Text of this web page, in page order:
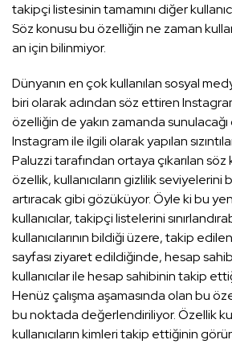
takipçi listesinin tamamını diğer
Söz konusu bu özelliğin ne zaman
an için bilinmiyor.
Dünyanın en çok kullanılan sosyal
biri olarak adından söz ettiren
özelliğin de yakın zamanda sunulacağı
Instagram ile ilgili olarak yapılan
Paluzzi tarafından ortaya çıkarılan
özellik, kullanıcıların gizlilik seviyelerini
artıracak gibi gözüküyor. Öyle ki bu
kullanıcılar, takipçi listelerini
kullanıcılarının bildiği üzere, takip
sayfası ziyaret edildiğinde, hesap
kullanıcılar ile hesap sahibinin takip
Henüz çalışma aşamasında olan bu
bu noktada değerlendiriliyor. Özellik
kullanıcıların kimleri takip ettiğinin